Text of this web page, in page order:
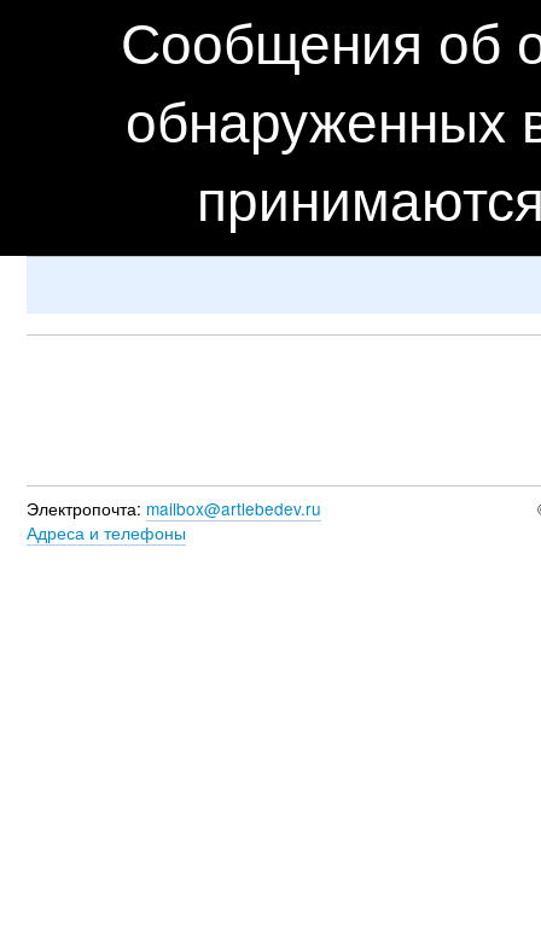
Сообщения об
обнаруженных
Электропочта: mailbox@artlebedev.ru
Адреса и телефоны